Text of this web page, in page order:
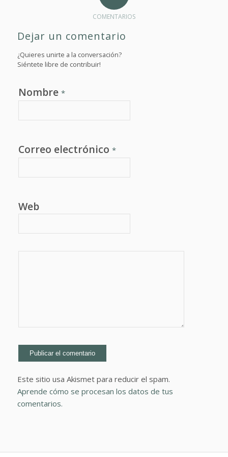
COMENTARIOS
Dejar un comentario
¿Quieres unirte a la conversación?
Siéntete libre de contribuir!
Nombre *
Correo electrónico *
Web
Este sitio usa Akismet para reducir el spam.
Aprende cómo se procesan los datos de tus
comentarios.